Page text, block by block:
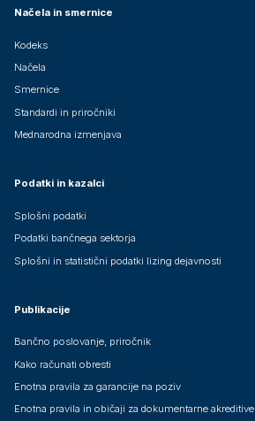
Načela in smernice
Kodeks
Načela
Smernice
Standardi in priročniki
Mednarodna izmenjava
Podatki in kazalci
Splošni podatki
Podatki bančnega sektorja
Splošni in statistični podatki lizing dejavnosti
Publikacije
Bančno poslovanje, priročnik
Kako računati obresti
Enotna pravila za garancije na poziv
Enotna pravila in običaji za dokumentarne akreditive